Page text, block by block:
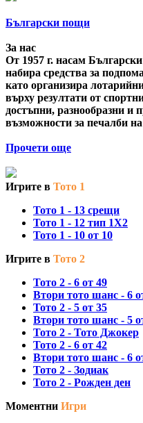
Български пощи
За нас
От 1957 г. насам
набира средства за
като организира
върху резултати от
достъпни, разнообразни и
възможности за печалби
Прочети още
Игрите в Тото 1
Тото 1 - 13 срещи
Тото 1 - 12 тип 1X2
Тото 1 - 10 от 10
Игрите в Тото 2
Тото 2 - 6 от 49
Втори тото шанс - 6
Тото 2 - 5 от 35
Втори тото шанс - 5
Тото 2 - Тото Джокер
Тото 2 - 6 от 42
Втори тото шанс - 6
Тото 2 - Зодиак
Тото 2 - Рожден ден
Моментни Игри